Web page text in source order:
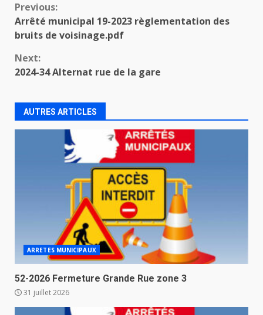
Continue
Reading
Previous:
Arrêté municipal 19-2023 règlementation des
bruits de voisinage.pdf
Next:
2024-34 Alternat rue de la gare
AUTRES ARTICLES
ARRETES MUNICIPAUX
52-2026 Fermeture Grande Rue zone 3
31 juillet 2026